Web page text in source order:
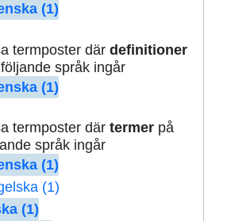
(1)
termposter där definitioner
språk ingår
(1)
termposter där termerpå
språk ingår
(1)
(1)
(1)